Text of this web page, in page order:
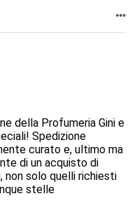
della Profumeria Gini e
Spedizione
curato e, ultimo ma
di un acquisto di
non solo quelli richiesti
stelle